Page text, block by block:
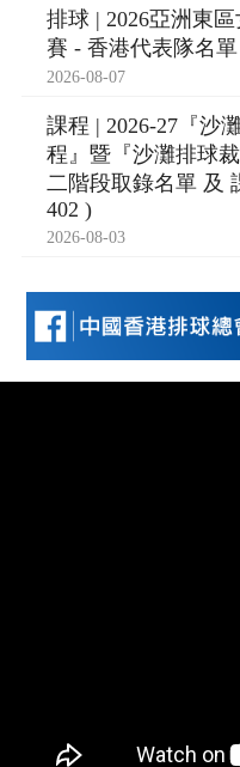
排球 | 2026亞洲東
賽 - 香港代表隊名單
2026-08-07
課程 | 2026-27『沙
程』暨『沙灘排球
二階段取錄名單 及
402 )
2026-08-03